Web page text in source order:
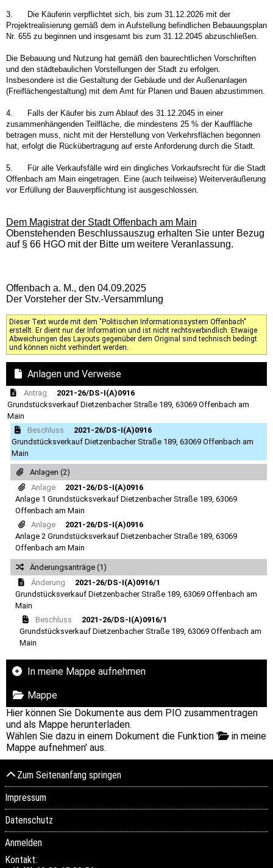
3.
Die Käuferin verpflichtet sich, bis zum 31.12.2026 mit der
Projektrealisierung gemäß dem in Aufstellung befindlichen Bebauungsplan
Nr. 655 zu beginnen und insgesamt bis zum 31.12.2045 abzuschließen.
Die Bebauung und Nutzung hat gemäß den baurechtlichen Vorschriften
und den städtebaulichen Vorstellungen der Stadt zu erfolgen.
Insbesondere ist die Gestaltung der Gebäude und der Außenanlagen
(Freiflächengestaltung) mit dem Amt für Planen und Bauen abzustimmen.
4.
Falls der Käufer bis zum Ablauf des 31.12.2045 in einer
zusammenhängenden Teilfläche, die mindestens 25 % der Kauffläche
betragen muss, nicht mit der Herstellung von Verkehrsflächen begonnen
hat, erfolgt die Rückübertragung auf erste Anforderung durch die Stadt.
5.
Für alle Verkaufsfälle wird ein dingliches Vorkaufsrecht für die Stadt
Offenbach am Main eingetragen. Eine (auch teilweise) Weiterveräußerung
vor Erfüllung der Bauverpflichtung ist ausgeschlossen.
Dem Magistrat der Stadt Offenbach am Main
Obenstehenden Beschlussauszug erhalten Sie unter Bezug
auf § 66 HGO mit der Bitte um weitere Veranlassung.
Offenbach a. M., den 04.09.2025
Der Vorsteher der Stv.-Versammlung
Dieser Text wurde mit dem "Politischen Informationssystem Offenbach"
erstellt. Er dient nur der Information und ist nicht rechtsverbindlich. Etwaige
Abweichungen des Layouts gegenüber dem Original sind technisch bedingt
und können nicht verhindert werden.
Anlagen und Verweise
Antrag
2021-26/DS-I(A)0916
Grundstücksverkauf Dietzenbacher Straße 189, 63069 Offenbach am
Main
Beschluss
2021-26/DS-I(A)0916
Grundstücksverkauf Dietzenbacher Straße 189, 63069 Offenbach am
Main
Anlagen (2)
Anlage
2021-26/DS-I(A)0916
Anlage 1 Grundstücksverkauf Dietzenbacher Straße 189, 63069
Offenbach am Main
Anlage
2021-26/DS-I(A)0916
Anlage 2 Grundstücksverkauf Dietzenbacher Straße 189, 63069
Offenbach am Main
Änderungsanträge (1)
Änderung
2021-26/DS-I(A)0916/1
Grundstücksverkauf Dietzenbacher Straße 189, 63069 Offenbach am
Main
Beschluss
2021-26/DS-I(A)0916/1
Grundstücksverkauf Dietzenbacher Straße 189, 63069 Offenbach am
Main
In meine Mappe aufnehmen
Mappe
Hier können Sie Dokumente aus dem PIO zusammentragen
und als Mappe herunterladen.
Wählen Sie dazu in einem Dokument die Funktion '
in meine
Mappe aufnehmen' aus.
Zum Seitenanfang springen
Impressum
Datenschutz
Anmelden
Kontakt: